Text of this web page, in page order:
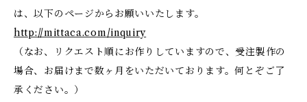
は、以下のページからお願いいたします。
http://mittaca.com/inquiry
（なお、リクエスト順にお作りしていますので、受注製作の
場合、お届けまで数ヶ月をいただいております。何とぞご了
承ください。）